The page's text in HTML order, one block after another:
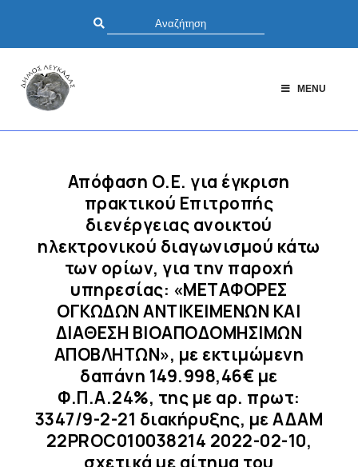
MENU
Απόφαση Ο.Ε. για έγκριση
πρακτικού Επιτροπής
διενέργειας ανοικτού
ηλεκτρονικού διαγωνισμού κάτω
των ορίων, για την παροχή
υπηρεσίας: «ΜΕΤΑΦΟΡΕΣ
ΟΓΚΩΔΩΝ ΑΝΤΙΚΕΙΜΕΝΩΝ ΚΑΙ
ΔΙΑΘΕΣΗ ΒΙΟΑΠΟΔΟΜΗΣΙΜΩΝ
ΑΠΟΒΛΗΤΩΝ», με εκτιμώμενη
δαπάνη 149.998,46€ με
Φ.Π.Α.24%, της με αρ. πρωτ:
3347/9-2-21 διακήρυξης, με ΑΔΑΜ
22PROC010038214 2022-02-10,
σχετικά με αίτημα του